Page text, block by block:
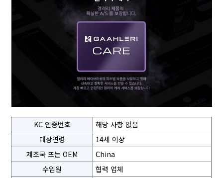
KC 인증번호
해당 사항 없음
대상연령
14세 이상
제조국 또는 OEM
China
수입원
협력 업체